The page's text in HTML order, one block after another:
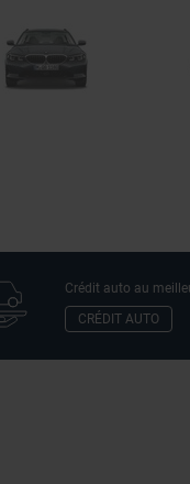
Crédit auto au
CRÉDIT AUTO